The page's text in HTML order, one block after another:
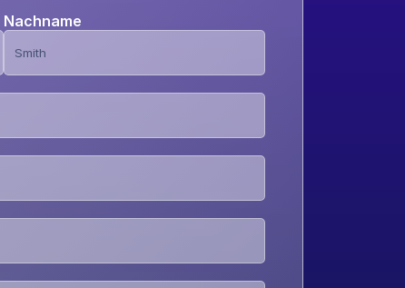
Nachname